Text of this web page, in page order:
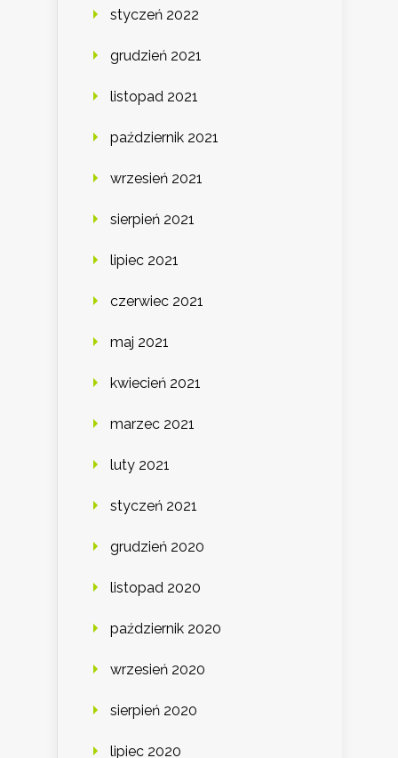
styczeń 2022
grudzień 2021
listopad 2021
październik 2021
wrzesień 2021
sierpień 2021
lipiec 2021
czerwiec 2021
maj 2021
kwiecień 2021
marzec 2021
luty 2021
styczeń 2021
grudzień 2020
listopad 2020
październik 2020
wrzesień 2020
sierpień 2020
lipiec 2020